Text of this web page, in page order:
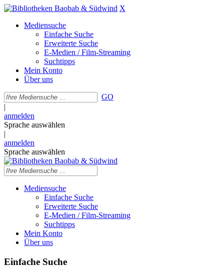
X
Mediensuche
Einfache Suche
Erweiterte Suche
E-Medien / Film-Streaming
Suchtipps
Mein Konto
Über uns
GO
|
anmelden
Sprache auswählen
|
anmelden
Sprache auswählen
Mediensuche
Einfache Suche
Erweiterte Suche
E-Medien / Film-Streaming
Suchtipps
Mein Konto
Über uns
Einfache Suche